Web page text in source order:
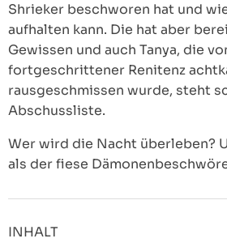
Shrieker beschworen hat und
aufhalten kann. Die hat aber
Gewissen und auch Tanya, die
fortgeschrittener Renitenz
rausgeschmissen wurde, steht
Abschussliste.
Wer wird die Nacht überleben?
als der fiese
INHALT